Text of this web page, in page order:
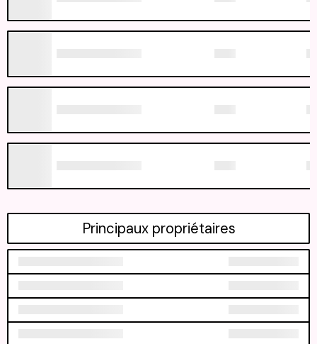
Principaux propriétaires